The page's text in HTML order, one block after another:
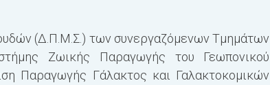
(Δ.Π.Μ.Σ.) των συνεργαζόμενων Τμημάτων
Ζωικής Παραγωγής του Γεωπονικού
Παραγωγής Γάλακτος και Γαλακτοκομικών